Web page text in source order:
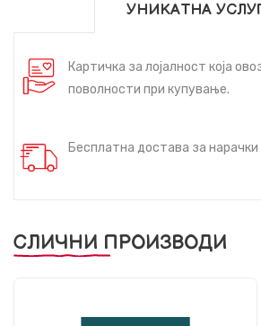
УНИКАТНА
Картичка за лојалност која
поволности при купување.
Бесплатна достава за
СЛИЧНИ ПРОИЗВОДИ